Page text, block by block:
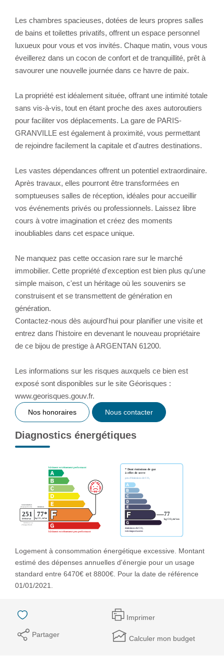
Les chambres spacieuses, dotées de leurs propres salles
de bains et toilettes privatifs, offrent un espace personnel
luxueux pour vous et vos invités. Chaque matin, vous vous
éveillerez dans un cocon de confort et de tranquillité, prêt à
savourer une nouvelle journée dans ce havre de paix.
La propriété est idéalement située, offrant une intimité totale
sans vis-à-vis, tout en étant proche des axes autoroutiers
pour faciliter vos déplacements. La gare de PARIS-
GRANVILLE est également à proximité, vous permettant
de rejoindre facilement la capitale et d'autres destinations.
Les vastes dépendances offrent un potentiel extraordinaire.
Après travaux, elles pourront être transformées en
somptueuses salles de réception, idéales pour accueillir
vos événements privés ou professionnels. Laissez libre
cours à votre imagination et créez des moments
inoubliables dans cet espace unique.
Ne manquez pas cette occasion rare sur le marché
immobilier. Cette propriété d'exception est bien plus qu'une
simple maison, c'est un héritage où les souvenirs se
construisent et se transmettent de génération en
génération.
Contactez-nous dès aujourd'hui pour planifier une visite et
entrez dans l'histoire en devenant le nouveau propriétaire
de ce bijou de prestige à ARGENTAN 61200.
Les informations sur les risques auxquels ce bien est
exposé sont disponibles sur le site Géorisques :
www.georisques.gouv.fr.
Nos honoraires Nous contacter
Diagnostics énergétiques
Logement à consommation énergétique excessive. Montant
estimé des dépenses annuelles d'énergie pour un usage
standard entre 6470€ et 8800€. Pour la date de référence
01/01/2021.
Imprimer
Partager Calculer mon budget